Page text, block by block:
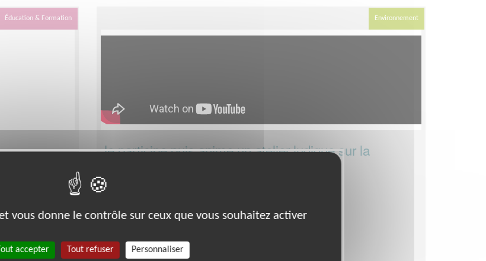
Éducation & Formation Environnement
Je participe puis anime un atelier ludique sur la
Lieu :
Association :Fresque de la Biodiversité
Disponibilité demandée :
vous donne le contrôle sur ceux que vous souhaitez activer
accepter Tout refuser Personnaliser